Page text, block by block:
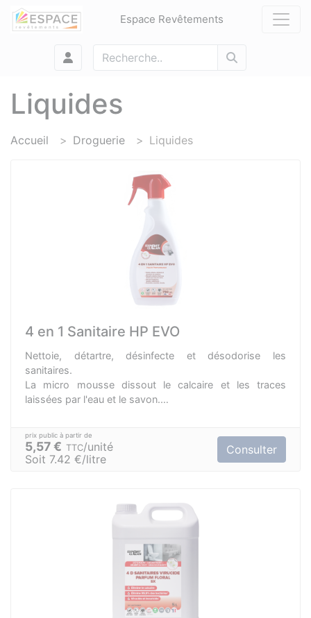
Espace Revêtements
Liquides
Accueil Droguerie Liquides
4 en 1 Sanitaire HP EVO
Nettoie, détartre, désinfecte et désodorise les
sanitaires.
La micro mousse dissout le calcaire et les traces
laissées par l'eau et le savon.
5,57 € TTC unité
Soit 7.42 €/litre
Consulter
Panneau de gestion des cookies